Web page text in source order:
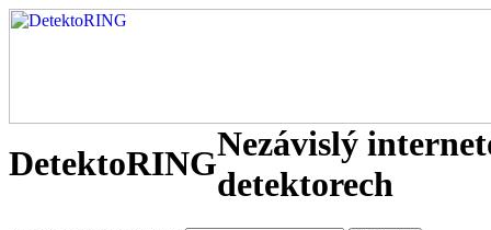
DetektoRINGNezávislý
detektorech